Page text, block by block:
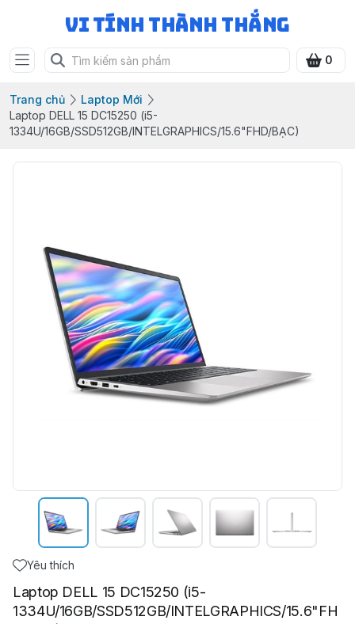
Vi Tính Thành Thắng
0
Trang chủ
Laptop Mới
Laptop DELL 15 DC15250 (i5-
1334U/16GB/SSD512GB/INTELGRAPHICS/15.6"FHD/BẠC)
Yêu thích
Laptop DELL 15 DC15250 (i5-
1334U/16GB/SSD512GB/INTELGRAPHICS/15.6"FH